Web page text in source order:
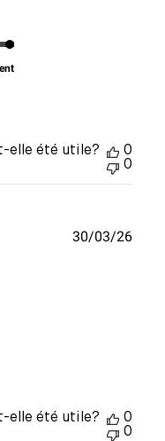
elle été utile?
0
0
Date
30/03/26
elle été utile?
0
0